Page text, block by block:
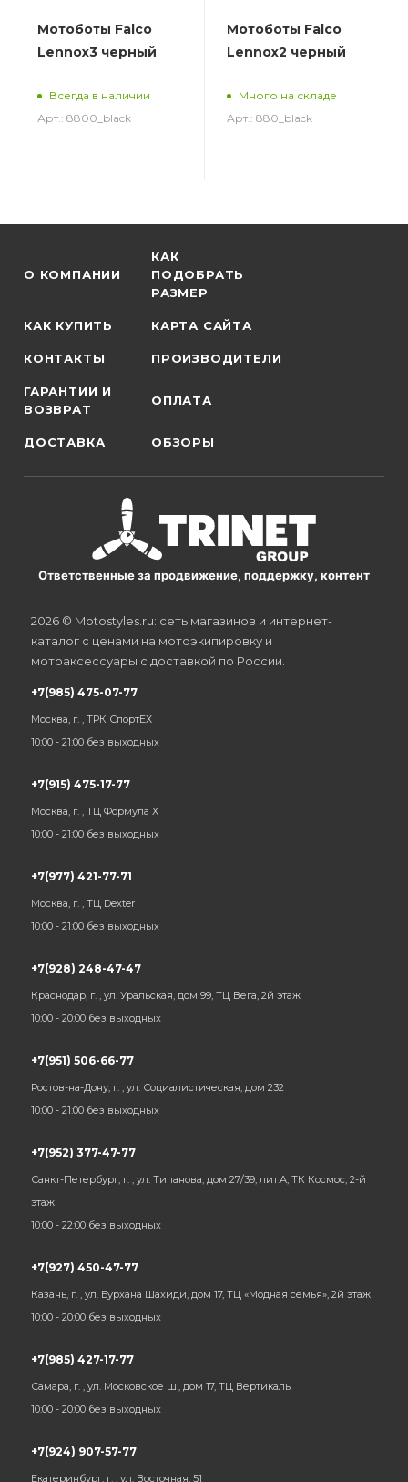
Мотоботы Falco
Lennox3 черный
Всегда в наличии
Арт.: 8800_black
Мотоботы Falco
Lennox2 черный
Много на складе
Арт.: 880_black
О КОМПАНИИ
КАК
ПОДОБРАТЬ
РАЗМЕР
КАК КУПИТЬ КАРТА САЙТА
КОНТАКТЫ ПРОИЗВОДИТЕЛИ
ГАРАНТИИ И
ВОЗВРАТ
ОПЛАТА
ДОСТАВКА ОБЗОРЫ
Ответственные за продвижение, поддержку, контент
2026 © Motostyles.ru: сеть магазинов и интернет-
каталог с ценами на мотоэкипировку и
мотоаксессуары с доставкой по России.
+7(985) 475-07-77
Москва, г. , ТРК СпортЕХ
10:00 - 21:00 без выходных
+7(915) 475-17-77
Москва, г. , ТЦ Формула Х
10:00 - 21:00 без выходных
+7(977) 421-77-71
Москва, г. , ТЦ Dexter
10:00 - 21:00 без выходных
+7(928) 248-47-47
Краснодар, г. , ул. Уральская, дом 99, ТЦ Вега, 2й этаж
10:00 - 20:00 без выходных
+7(951) 506-66-77
Ростов-на-Дону, г. , ул. Социалистическая, дом 232
10:00 - 21:00 без выходных
+7(952) 377-47-77
Санкт-Петербург, г. , ул. Типанова, дом 27/39, лит.А, ТК Космос, 2-й
этаж
10:00 - 22:00 без выходных
+7(927) 450-47-77
Казань, г. , ул. Бурхана Шахиди, дом 17, ТЦ «Модная семья», 2й этаж
10:00 - 20:00 без выходных
+7(985) 427-17-77
Самара, г. , ул. Московское ш., дом 17, ТЦ Вертикаль
10:00 - 20:00 без выходных
+7(924) 907-57-77
Екатеринбург, г. , ул. Восточная, 51